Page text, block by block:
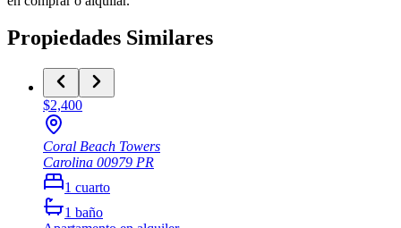
Propiedades Similares
$2,400
Coral Beach Towers
Carolina 00979 PR
1 cuarto
1 baño